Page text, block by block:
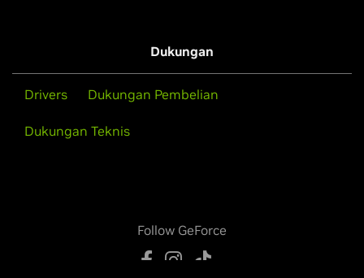
Dukungan
Drivers Dukungan Pembelian
Dukungan Teknis
Follow GeForce